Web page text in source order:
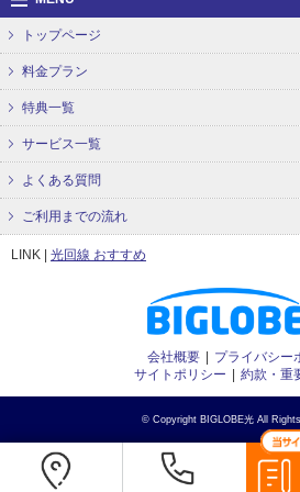
トップページ
料金プラン
特典一覧
サービス一覧
よくある質問
ご利用までの流れ
LINK | 光回線 おすすめ
会社概要
プライバシー
サイトポリシー
約款・重
© Copyright BIGLOBE光 All